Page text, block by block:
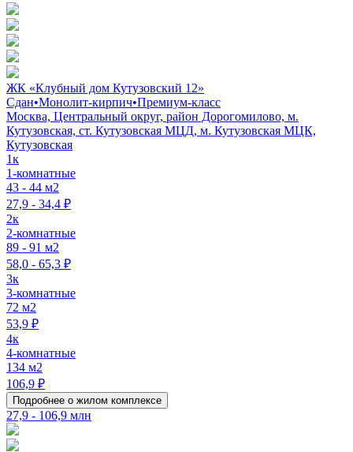
ЖК «Клубный дом Кутузовский 12»
Сдан•Монолит-кирпич•Премиум-класс
Москва, Центральный округ, район Дорогомилово, м.
Кутузовская, ст. Кутузовская МЦД, м. Кутузовская МЦК,
Кутузовская
1к
1-комнатные
43 - 44 м2
27,9 - 34,4 ₽
2к
2-комнатные
89 - 91 м2
58,0 - 65,3 ₽
3к
3-комнатные
72 м2
53,9 ₽
4к
4-комнатные
134 м2
106,9 ₽
Подробнее о жилом комплексе
27,9 - 106,9 млн